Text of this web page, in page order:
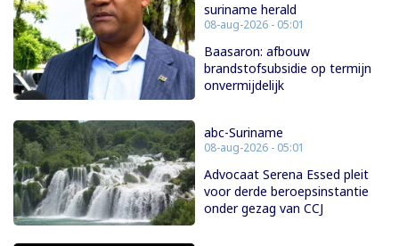
suriname herald
08-aug-2026 - 05:01
Baasaron: afbouw
brandstofsubsidie op termijn
onvermijdelijk
abc-Suriname
08-aug-2026 - 05:01
Advocaat Serena Essed pleit
voor derde beroepsinstantie
onder gezag van CCJ